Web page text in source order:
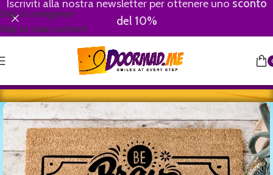
Skip to navigation
Skip to main content
Iscriviti alla nostra newsletter per ottenere uno sconto
del 10%